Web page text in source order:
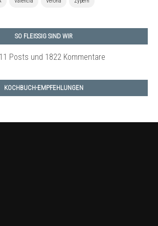
SO FLEISSIG SIND WIR
Posts und 1822 Kommentare
KOCHBUCH-EMPFEHLUNGEN